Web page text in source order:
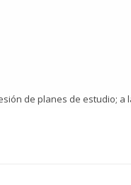
de planes de estudio; a